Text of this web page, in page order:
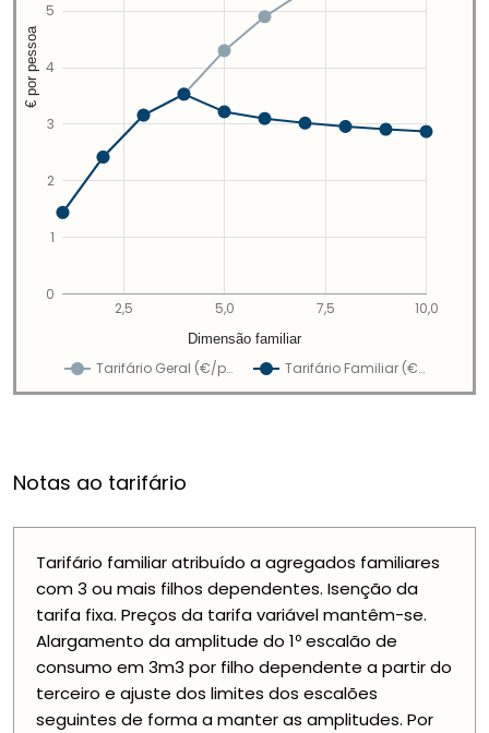
Tarifário Geral (€/p… Tarifário Familiar (€…
2,5 5,0 7,5 10,0
0
1
2
3
4
5
Dimensão familiar
€ por pessoa
Notas ao tarifário
Tarifário familiar atribuído a agregados familiares
com 3 ou mais filhos dependentes. Isenção da
tarifa fixa. Preços da tarifa variável mantêm-se.
Alargamento da amplitude do 1º escalão de
consumo em 3m3 por filho dependente a partir do
terceiro e ajuste dos limites dos escalões
seguintes de forma a manter as amplitudes. Por